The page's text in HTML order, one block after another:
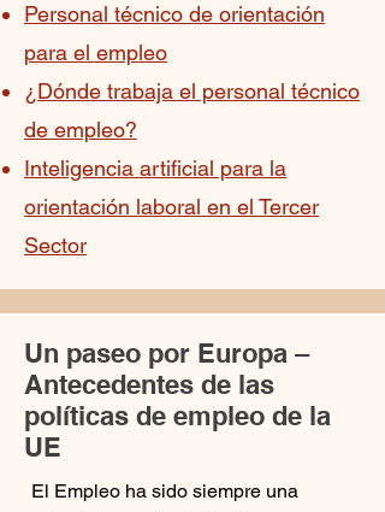
Personal técnico de orientación
para el empleo
¿Dónde trabaja el personal técnico
de empleo?
Inteligencia artificial para la
orientación laboral en el Tercer
Sector
Un paseo por Europa –
Antecedentes de las
políticas de empleo de la
UE
El Empleo ha sido siempre una